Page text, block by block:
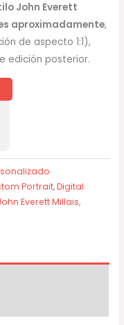
John Everett
aproximadamente,
de aspecto 1:1),
edición posterior.
Portrait,Digital
Everett Millais,